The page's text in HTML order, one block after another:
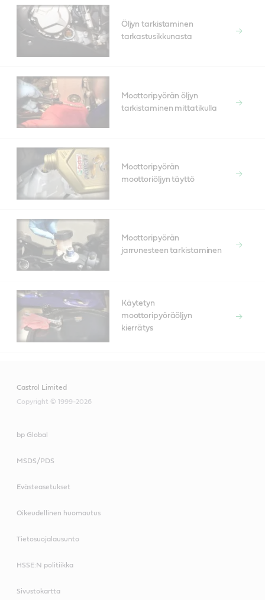
Öljyn tarkistaminen
tarkastusikkunasta
Moottoripyörän öljyn
tarkistaminen mittatikulla
Moottoripyörän
moottoriöljyn täyttö
Moottoripyörän
jarrunesteen tarkistaminen
Käytetyn
moottoripyöräöljyn
kierrätys
Castrol Limited
Copyright © 1999-2026
bp Global
MSDS/PDS
Evästeasetukset
Oikeudellinen huomautus
Tietosuojalausunto
HSSE:N politiikka
Sivustokartta